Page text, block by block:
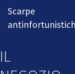
Scarpe
IL